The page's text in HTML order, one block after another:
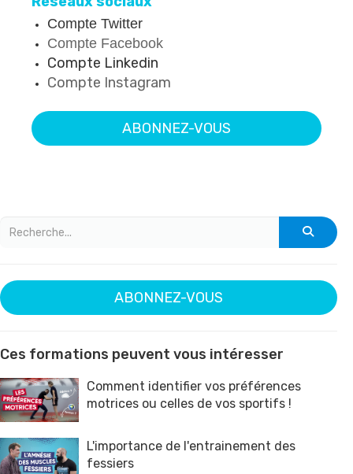
Compte Twitter
Compte Facebook
Compte Linkedin
Compte Instagram
ABONNEZ-VOUS
ABONNEZ-VOUS
Ces formations peuvent vous intéresser
Comment identifier vos préférences
motrices ou celles de vos sportifs !
L'importance de l'entrainement des
fessiers